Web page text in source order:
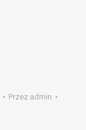
Przez admin